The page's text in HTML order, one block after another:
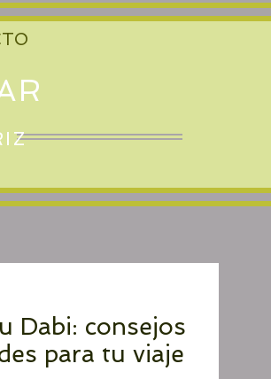
Dabi: consejos
para tu viaje